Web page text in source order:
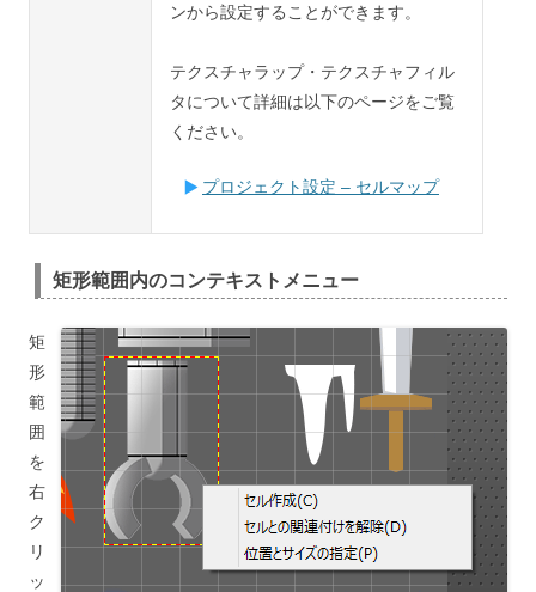
ンから設定することができます。
テクスチャラップ・テクスチャフィル
タについて詳細は以下のページをご覧
ください。
プロジェクト設定 – セルマップ
矩形範囲内のコンテキストメニュー
矩
形
範
囲
を
右
ク
リ
ッ